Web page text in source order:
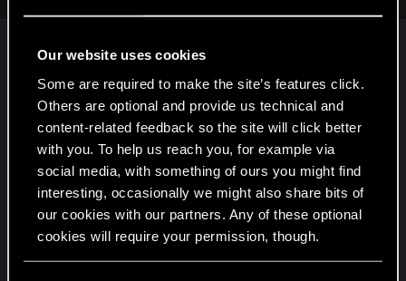
Our website uses cookies
Some are required to make the site’s features click.
Others are optional and provide us technical and
content-related feedback so the site will click better
with you. To help us reach you, for example via
social media, with something of ours you might find
interesting, occasionally we might also share bits of
our cookies with our partners. Any of these optional
cookies will require your permission, though.
dysonans bogacza, patrz na to z tej strony:
Kilka ferrari w garażu, kilka kochanek niczym
jessici alby łóżku, kilka dużych domów stojących
na bogatych działkach w najlepszych miejscach
na świecie - i codzienny spacer do
psychoterapeuty na terapie po 500zł za wizytę bo
mam tak wiele a ciągle chce czegoś więcej, a to
co mam już mnie nie bawi =) .
Parafrazując pewnego youtubera - co jeszcze